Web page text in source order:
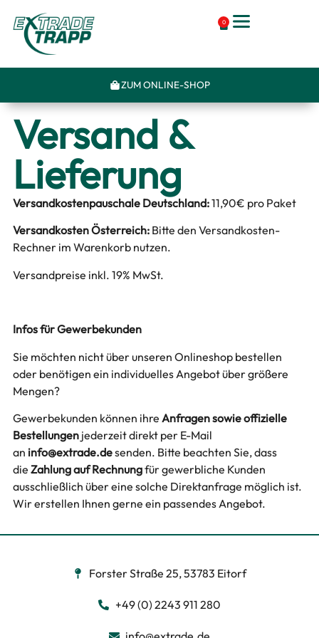
0
ZUM ONLINE-SHOP
Versand &
Lieferung
Versandkostenpauschale Deutschland:11,90€ pro Paket
Versandkosten Österreich:Bitte den Versandkosten-
Rechner im Warenkorb nutzen.
Versandpreise inkl. 19% MwSt.
Infos für Gewerbekunden
Sie möchten nicht über unseren Onlineshop bestellen
oder benötigen ein individuelles Angebot über größere
Mengen?
Gewerbekunden können ihre Anfragen sowie offizielle
Bestellungenjederzeit direkt per E-Mail
an info@extrade.desenden. Bitte beachten Sie, dass
die Zahlung auf Rechnungfür gewerbliche Kunden
ausschließlich über eine solche Direktanfrage möglich ist.
Wir erstellen Ihnen gerne ein passendes Angebot.
Forster Straße 25, 53783 Eitorf
+49 (0) 2243 911 280